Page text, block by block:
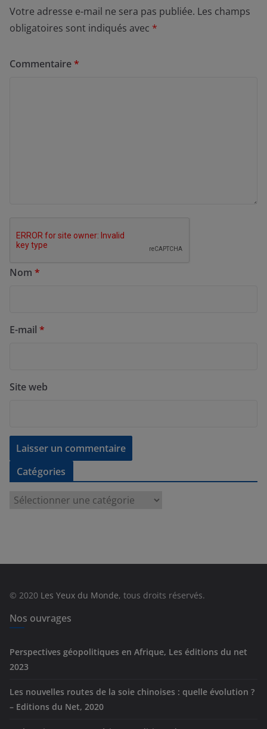
Votre adresse e-mail ne sera pas publiée. Les champs
obligatoires sont indiqués avec *
Commentaire*
Nom *
E-mail *
Site web
Catégories
e
s
© 2020 Les Yeux du Monde, tous droits réservés.
Nos ouvrages
Perspectives géopolitiques en Afrique, Les éditions du net
2023
Les nouvelles routes de la soie chinoises : quelle évolution ?
– Editions du Net, 2020